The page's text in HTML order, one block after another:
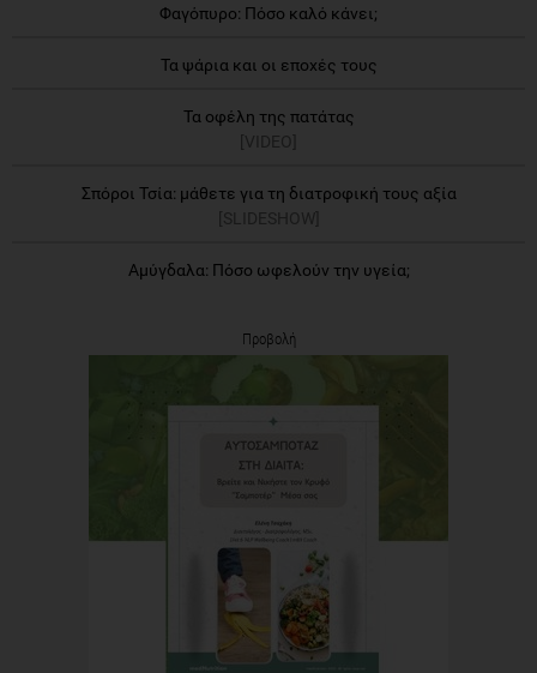
Φαγόπυρο: Πόσο καλό κάνει;
Τα ψάρια και οι εποχές τους
Τα οφέλη της πατάτας
[VIDEO]
Σπόροι Τσία: μάθετε για τη διατροφική τους αξία
[SLIDESHOW]
Αμύγδαλα: Πόσο ωφελούν την υγεία;
Προβολή